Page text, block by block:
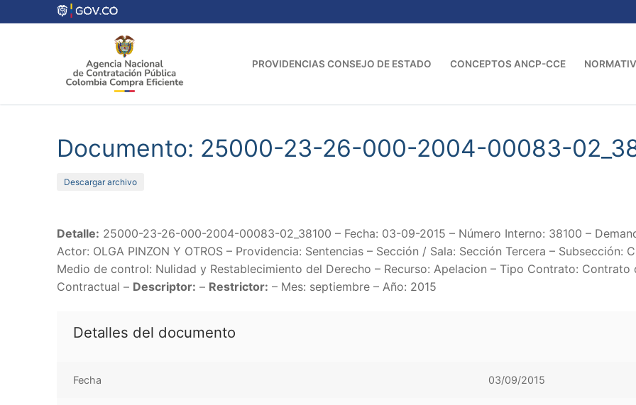
al
PROVIDENCIAS CONSEJO DE ESTADO CONCEPTOS ANCP-CCE
Documento: 25000-23-26-000-2004-00083-
Descargar archivo
Detalle: 25000-23-26-000-2004-00083-02_38100 – Fecha: 03-09-2015 – Número Interno: 38100 –
Actor: OLGA PINZON Y OTROS – Providencia: Sentencias – Sección / Sala: Sección Tercera – Subsección:
Medio de control: Nulidad y Restablecimiento del Derecho – Recurso: Apelacion – Tipo Contrato: Contrato
Contractual – Descriptor: – Restrictor: – Mes: septiembre – Año: 2015
Detalles del documento
Fecha 03/09/2015